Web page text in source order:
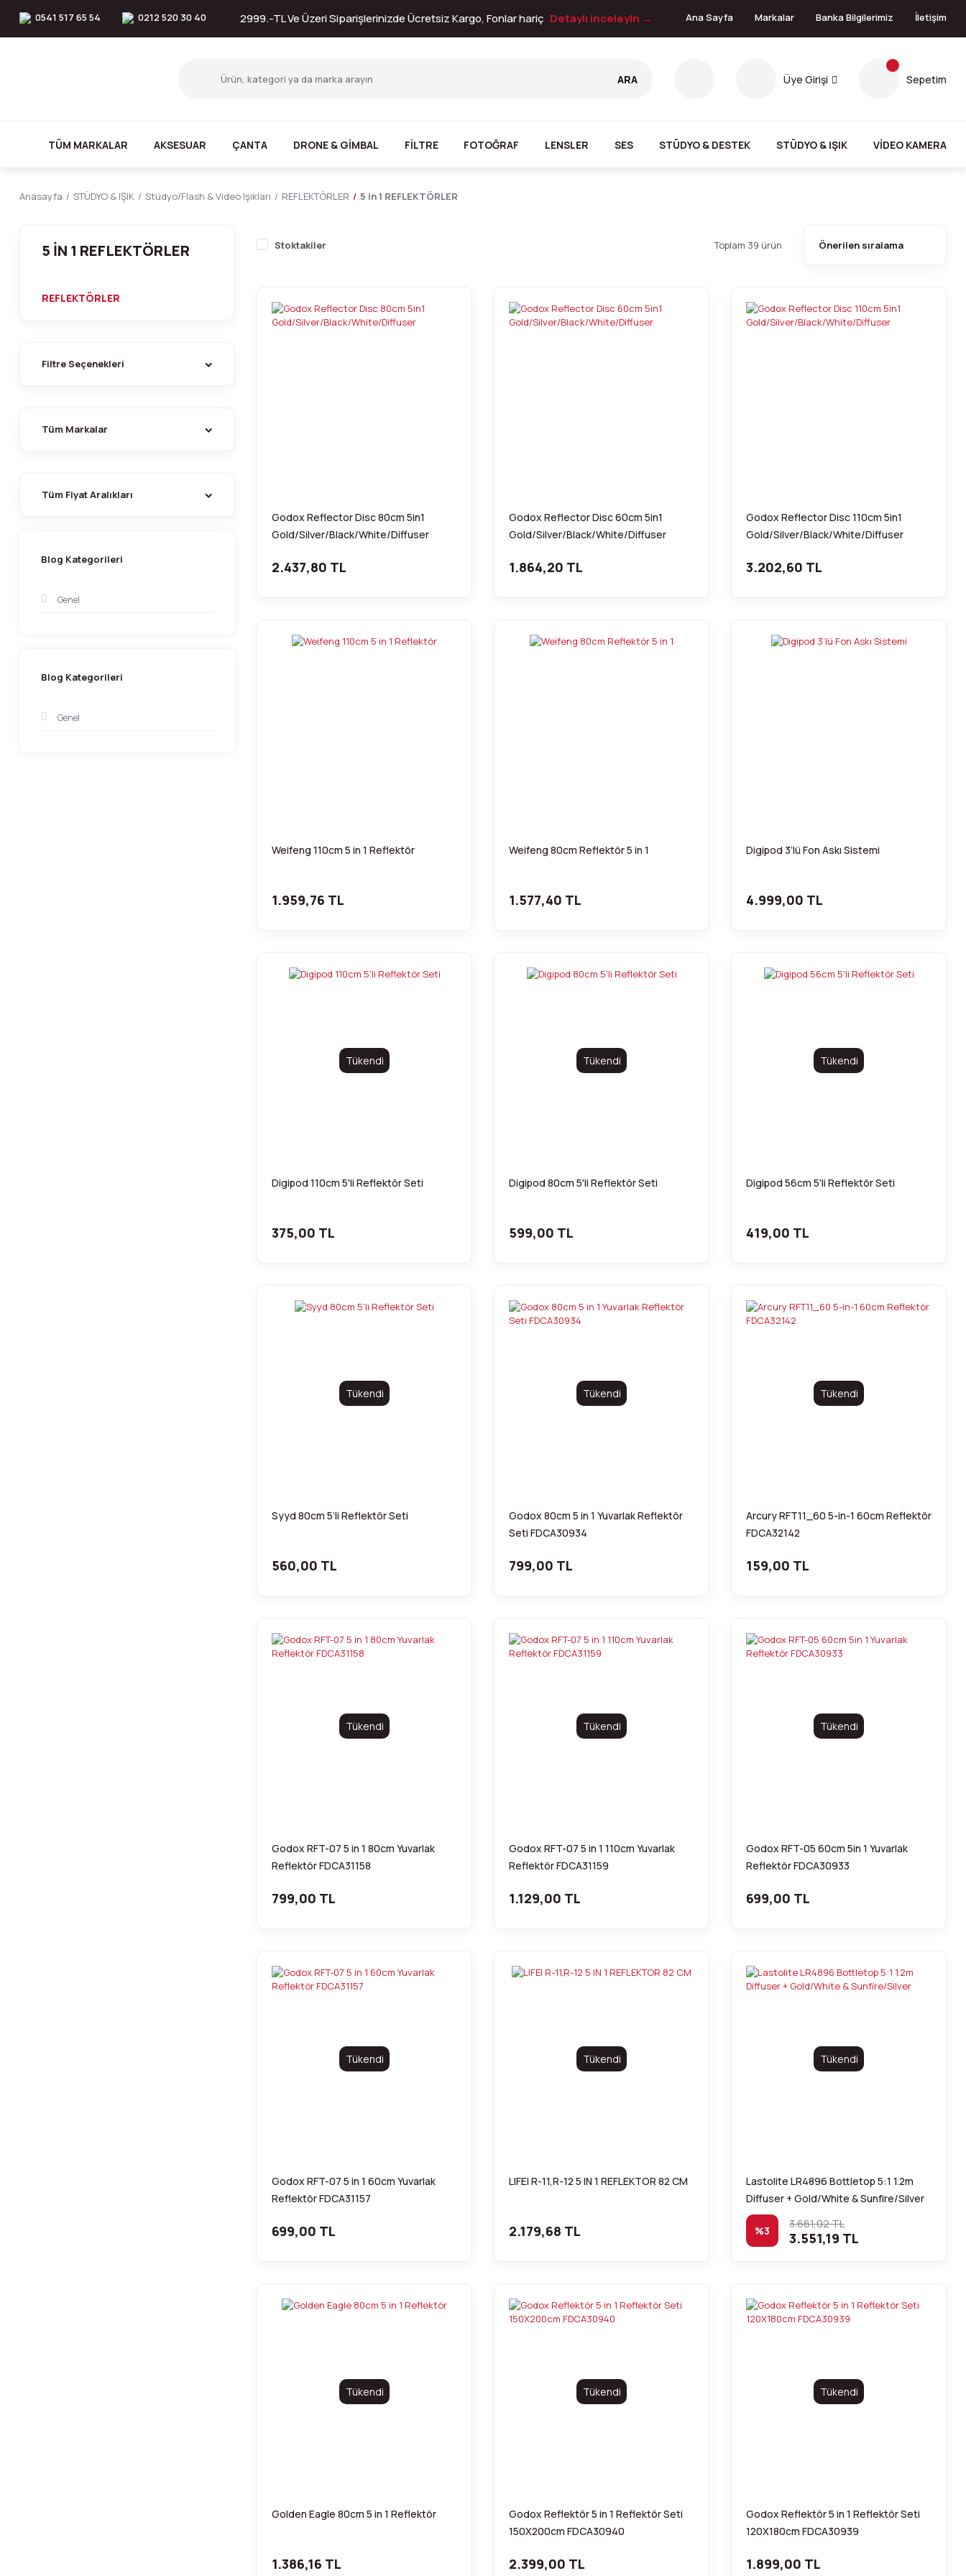
0541 517 65 54 0212 520 30 40 2999.-TL Ve Üzeri Siparişlerinizde Ücretsiz Kargo, Fonlar hariç Detaylı inceleyin → Ana Sayfa Markalar Banka Bilgilerimiz İletişim
ARA Üye Girişi Sepetim
TÜM MARKALAR AKSESUAR ÇANTA DRONE & GİMBAL FİLTRE FOTOĞRAF LENSLER SES STÜDYO & DESTEK STÜDYO & IŞIK VİDEO KAMERA
Anasayfa STÜDYO & IŞIK Stüdyo/Flash & Video Işıkları REFLEKTÖRLER 5 in 1 REFLEKTÖRLER
5 IN 1 REFLEKTÖRLER
REFLEKTÖRLER
Filtre Seçenekleri
Tüm Markalar
Tüm Fiyat Aralıkları
Blog Kategorileri
Genel
Blog Kategorileri
Genel
Stoktakiler Toplam 39 ürün
Godox Reflector Disc 80cm 5in1
Gold/Silver/Black/White/Diffuser
2.437,80 TL
Godox Reflector Disc 60cm 5in1
Gold/Silver/Black/White/Diffuser
1.864,20 TL
Godox Reflector Disc 110cm 5in1
Gold/Silver/Black/White/Diffuser
3.202,60 TL
Weifeng 110cm 5 in 1 Reflektör
1.959,76 TL
Weifeng 80cm Reflektör 5 in 1
1.577,40 TL
Digipod 3’lü Fon Askı Sistemi
4.999,00 TL
Tükendi
Digipod 110cm 5'li Reflektör Seti
375,00 TL
Tükendi
Digipod 80cm 5'li Reflektör Seti
599,00 TL
Tükendi
Digipod 56cm 5'li Reflektör Seti
419,00 TL
Tükendi
Syyd 80cm 5’li Reflektör Seti
560,00 TL
Tükendi
Godox 80cm 5 in 1 Yuvarlak Reflektör
Seti FDCA30934
799,00 TL
Tükendi
Arcury RFT11_60 5-in-1 60cm Reflektör
FDCA32142
159,00 TL
Tükendi
Godox RFT-07 5 in 1 80cm Yuvarlak
Reflektör FDCA31158
799,00 TL
Tükendi
Godox RFT-07 5 in 1 110cm Yuvarlak
Reflektör FDCA31159
1.129,00 TL
Tükendi
Godox RFT-05 60cm 5in 1 Yuvarlak
Reflektör FDCA30933
699,00 TL
Tükendi
Godox RFT-07 5 in 1 60cm Yuvarlak
Reflektör FDCA31157
699,00 TL
Tükendi
LIFEI R-11,R-12 5 IN 1 REFLEKTOR 82 CM
2.179,68 TL
Tükendi
Lastolite LR4896 Bottletop 5:1 1.2m
Diffuser + Gold/White & Sunfire/Silver
%3 3.661,02 TL
3.551,19 TL
Tükendi
Golden Eagle 80cm 5 in 1 Reflektör
1.386,16 TL
Tükendi
Godox Reflektör 5 in 1 Reflektör Seti
150X200cm FDCA30940
2.399,00 TL
Tükendi
Godox Reflektör 5 in 1 Reflektör Seti
120X180cm FDCA30939
1.899,00 TL